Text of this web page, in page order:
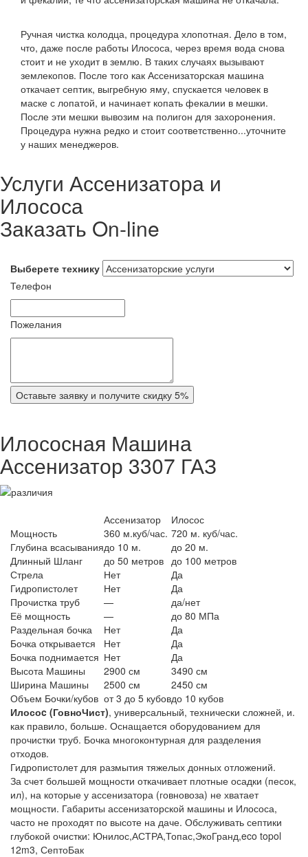
Ручная чистка колодца, процедура хлопотная. Дело в том,
что, даже после работы Илососа, через время вода снова
стоит и не уходит в землю. В таких случаях вызывают
землекопов. После того как Ассенизаторская машина
откачает септик, выгребную яму, спускается человек в
маске с лопатой, и начинает копать фекалии в мешки.
После эти мешки вывозим на полигон для захоронения.
Процедура нужна редко и стоит соответственно...уточните
у наших менеджеров.
Услуги Ассенизатора и
Илососа
Заказать On-line
Выберете технику
Телефон
Пожелания
Оставьте заявку и получите скидку 5%
Илососная Машина
Ассенизатор 3307 ГАЗ
Ассенизатор
Илосос
Мощность
360 м.куб/час. 720 м. куб/час.
Глубина всасываниядо 10 м.
до 20 м.
Длинный Шланг
до 50 метров до 100 метров
Стрела
Нет
Да
Гидропистолет
Нет
Да
Прочистка труб
—
да/нет
Её мощность
—
до 80 МПа
Раздельная бочка
Нет
Да
Бочка открывается
Нет
Да
Бочка поднимается Нет
Да
Высота Машины
2900 см
3490 см
Ширина Машины
2500 см
2450 см
Объем Бочки/кубов от 3 до 5 кубовдо 10 кубов
Илосоc (ГовноЧист), универсальный, технически сложней, и.
как правило, больше. Оснащается оборудованием для
прочистки труб. Бочка многоконтурная для разделения
отходов.
Гидропистолет для размытия тяжелых донных отложений.
За счет большей мощности откачивает плотные осадки (песок,
ил), на которые у ассенизатора (говновоза) не хватает
мощности. Габариты ассенизаторской машины и Илососа,
часто не проходят по высоте на даче. Обслуживать септики
глубокой очистки: Юнилос,АСТРА,Топас,ЭкоГранд,eco topol
12m3, СептоБак